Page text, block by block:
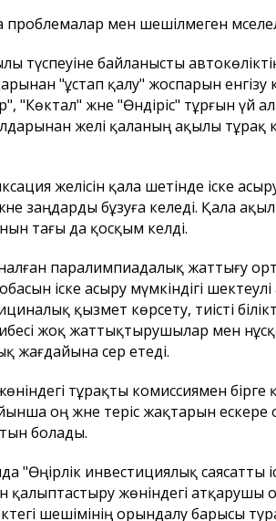
мен шешілмеген
түспеуіне байланысты
"ұстап қалу" жоспарын енгізу
"Көктал" және "Өндіріс" тұрғын үй
желі қаланың ақылы тұрақ
желісін қала шетінде іске
бұзуға әкеледі. Қала
тағы да қосқым келді.
паралимпиадалық жаттығу
іске асыру мүмкіндігі
қызмет көрсету, тиісті
жоқ жаттықтырушылар мен
жағдайына әсер етеді.
тұрақты комиссиямен бірге
оң және теріс жақтарын ескере
болады.
инвестициялық саясатты
қалыптастыру жөніндегі
шешімінің орындалу барысы